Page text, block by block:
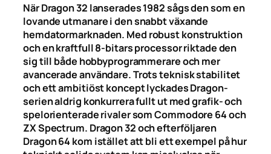
När Dragon 32 lanserades 1982 sågs den som en
lovande utmanare i den snabbt växande
hemdatormarknaden. Med robust konstruktion
och en kraftfull 8-bitars processor riktade den
sig till både hobbyprogrammerare och mer
avancerade användare. Trots teknisk stabilitet
och ett ambitiöst koncept lyckades Dragon-
serien aldrig konkurrera fullt ut med grafik- och
spelorienterade rivaler som Commodore 64 och
ZX Spectrum. Dragon 32 och efterföljaren
Dragon 64 kom istället att bli ett exempel på hur